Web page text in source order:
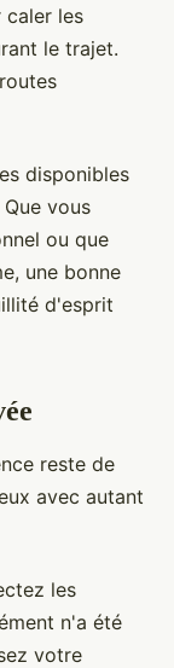
caler les
le trajet.
disponibles
vous
ou que
une bonne
d'esprit
reste de
avec autant
les
n'a été
votre